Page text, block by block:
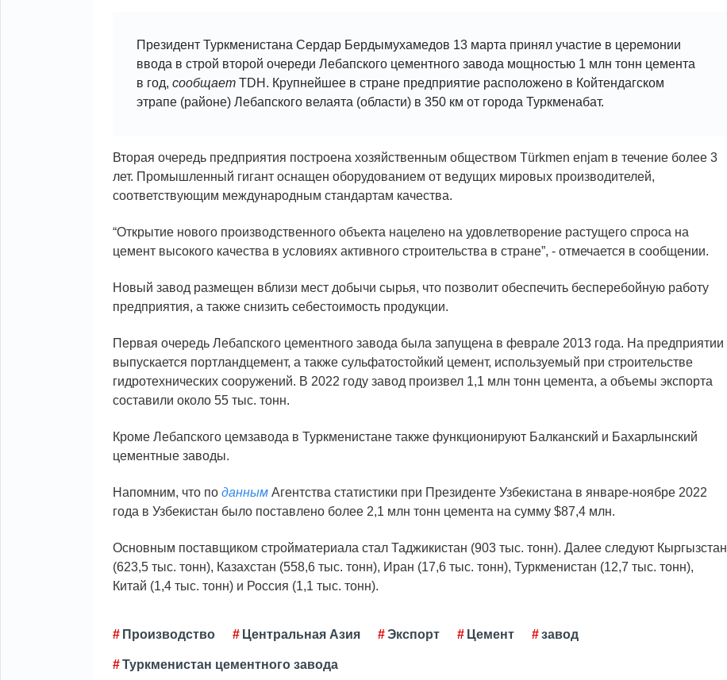
Президент Туркменистана Сердар Бердымухамедов 13 марта принял участие в церемонии
ввода в строй второй очереди Лебапского цементного завода мощностью 1 млн тонн цемента
в год, сообщает TDH. Крупнейшее в стране предприятие расположено в Койтендагском
этрапе (районе) Лебапского велаята (области) в 350 км от города Туркменабат.
Вторая очередь предприятия построена хозяйственным обществом Türkmen enjam в течение более 3
лет. Промышленный гигант оснащен оборудованием от ведущих мировых производителей,
соответствующим международным стандартам качества.
“Открытие нового производственного объекта нацелено на удовлетворение растущего спроса на
цемент высокого качества в условиях активного строительства в стране”, - отмечается в сообщении.
Новый завод размещен вблизи мест добычи сырья, что позволит обеспечить бесперебойную работу
предприятия, а также снизить себестоимость продукции.
Первая очередь Лебапского цементного завода была запущена в феврале 2013 года. На предприятии
выпускается портландцемент, а также сульфатостойкий цемент, используемый при строительстве
гидротехнических сооружений. В 2022 году завод произвел 1,1 млн тонн цемента, а объемы экспорта
составили около 55 тыс. тонн.
Кроме Лебапского цемзавода в Туркменистане также функционируют Балканский и Бахарлынский
цементные заводы.
Напомним, что по данным Агентства статистики при Президенте Узбекистана в январе-ноябре 2022
года в Узбекистан было поставлено более 2,1 млн тонн цемента на сумму $87,4 млн.
Основным поставщиком стройматериала стал Таджикистан (903 тыс. тонн). Далее следуют Кыргызстан
(623,5 тыс. тонн), Казахстан (558,6 тыс. тонн), Иран (17,6 тыс. тонн), Туркменистан (12,7 тыс. тонн),
Китай (1,4 тыс. тонн) и Россия (1,1 тыс. тонн).
Производство Центральная Азия Экспорт Цемент завод
Туркменистан цементного завода